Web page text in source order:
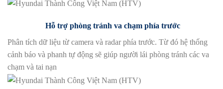
Hỗ trợ phòng tránh va chạm phía trước
Phân tích dữ liệu từ camera và radar phía trước. Từ đó hệ thống
cảnh báo và phanh tự động sẽ giúp người lái phòng tránh các va
chạm và tai nạn